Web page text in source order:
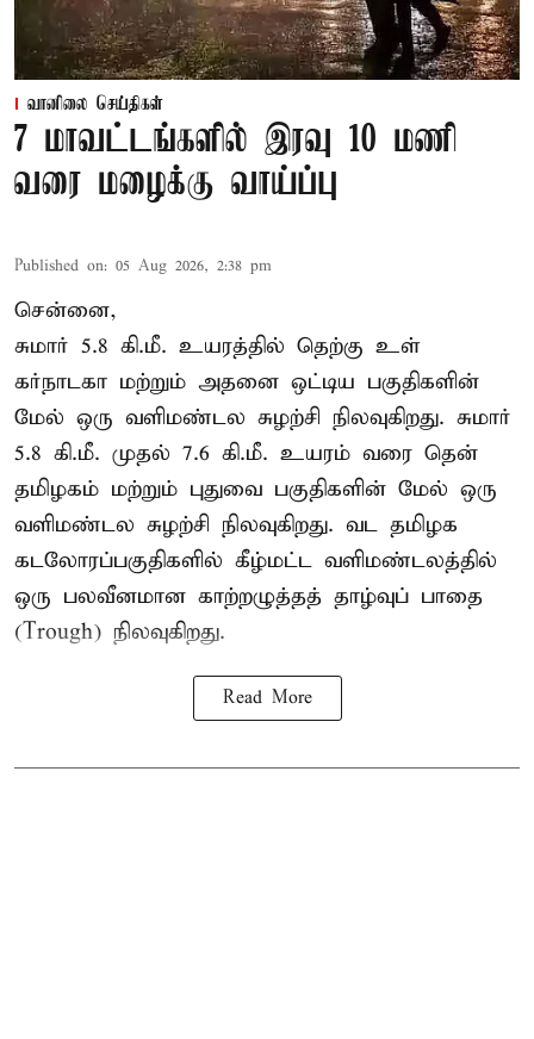
வானிலை செய்திகள்
7 மாவட்டங்களில் இரவு 10 மணி
வரை மழைக்கு வாய்ப்பு
Published on: 05 Aug 2026, 2:38 pm
சென்னை,
சுமார் 5.8 கி.மீ. உயரத்தில் தெற்கு உள்
கர்நாடகா மற்றும் அதனை ஒட்டிய பகுதிகளின்
மேல் ஒரு வளிமண்டல சுழற்சி நிலவுகிறது. சுமார்
5.8 கி.மீ. முதல் 7.6 கி.மீ. உயரம் வரை தென்
தமிழகம் மற்றும் புதுவை பகுதிகளின் மேல் ஒரு
வளிமண்டல சுழற்சி நிலவுகிறது. வட தமிழக
கடலோரப்பகுதிகளில் கீழ்மட்ட வளிமண்டலத்தில்
ஒரு பலவீனமான காற்றழுத்தத் தாழ்வுப் பாதை
(Trough) நிலவுகிறது.
Read More